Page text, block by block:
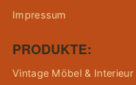
Impressum
PRODUKTE:
Vintage Möbel & Interieur